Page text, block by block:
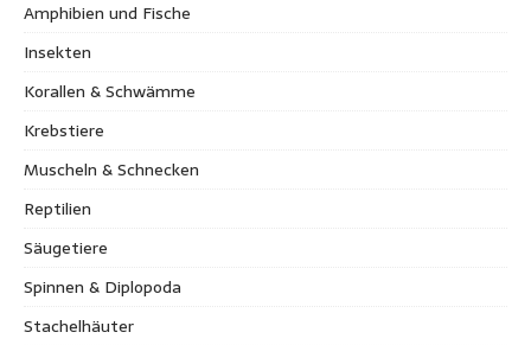
Amphibien und Fische
Insekten
Korallen & Schwämme
Krebstiere
Muscheln & Schnecken
Reptilien
Säugetiere
Spinnen & Diplopoda
Stachelhäuter